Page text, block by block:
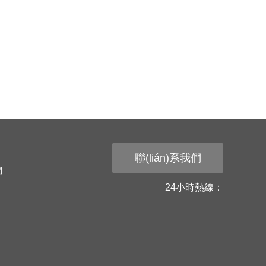
聯(lián)系我們
24小時熱線：